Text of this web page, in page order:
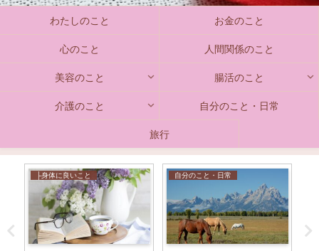
わたしのこと お金のこと
心のこと 人間関係のこと
美容のこと 腸活のこと
介護のこと 自分のこと・日常
旅行
├身体に良いこと 自分のこと・日常